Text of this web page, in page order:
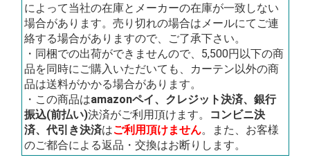
によって当社の在庫とメーカーの在庫が一致しない
場合があります。売り切れの場合はメールにてご連
絡する場合がありますので、ご了承下さい。
・同梱での出荷ができませんので、5,500円以下の商
品を同時にご購入いただいても、カーテン以外の商
品は送料がかかる場合があります。
・この商品はamazonペイ、クレジット決済、銀行
振込(前払い)決済がご利用頂けます。 コンビニ決
済、代引き決済はご利用頂けません。また、お客様
のご都合による返品・交換はお断りします。